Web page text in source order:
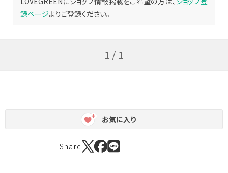
録ページよりご登録ください。
1 / 1
お気に入り
Share